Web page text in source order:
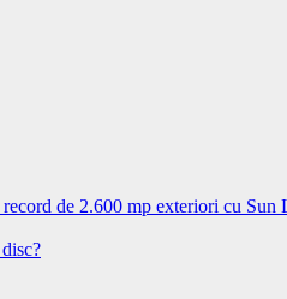
de 2.600 mp exteriori cu Sun